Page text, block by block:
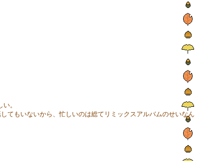
。
てもいないから、忙しいのは総てリミックスアルバムのせいなん